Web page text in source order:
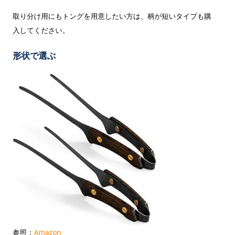
取り分け用にもトングを用意したい方は、柄が短いタイプも購
入してください。
形状で選ぶ
参照： Amazon